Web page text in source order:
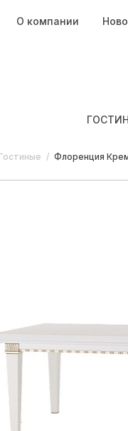
О компании
Гостиные / Флоренция